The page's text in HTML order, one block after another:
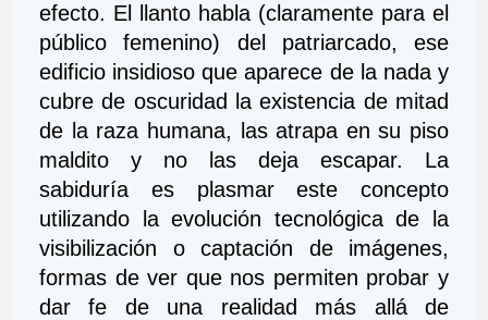
efecto. El llanto habla (claramente para el
público femenino) del patriarcado, ese
edificio insidioso que aparece de la nada y
cubre de oscuridad la existencia de mitad
de la raza humana, las atrapa en su piso
maldito y no las deja escapar. La
sabiduría es plasmar este concepto
utilizando la evolución tecnológica de la
visibilización o captación de imágenes,
formas de ver que nos permiten probar y
dar fe de una realidad más allá de